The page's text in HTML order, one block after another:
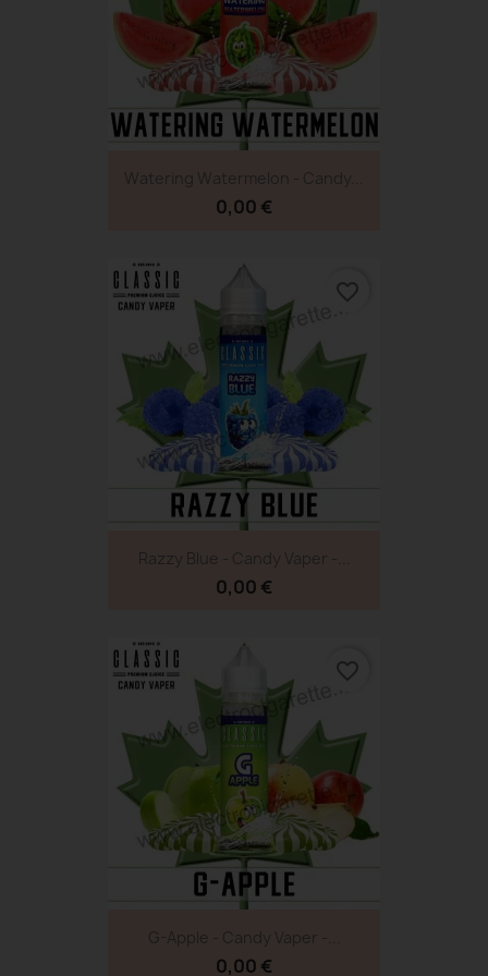
Watering Watermelon - Candy...
0,00 €
Razzy Blue - Candy Vaper -...
0,00 €
favorite_border
G-Apple - Candy Vaper -...
0,00 €
favorite_border